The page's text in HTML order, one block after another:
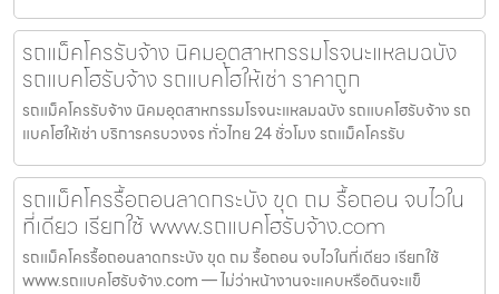
รถแม็คโครรับจ้าง นิคมอุตสาหกรรมโรจนะแหลมฉบัง
รถแบคโฮรับจ้าง รถแบคโฮให้เช่า ราคาถูก
รถแม็คโครรับจ้าง นิคมอุตสาหกรรมโรจนะแหลมฉบัง รถแบคโฮรับจ้าง รถ
แบคโฮให้เช่า บริการครบวงจร ทั่วไทย 24 ชั่วโมง รถแม็คโครรับ
รถแม็คโครรื้อถอนลาดกระบัง ขุด ถม รื้อถอน จบไวใน
ที่เดียว เรียกใช้ www.รถแบคโฮรับจ้าง.com
รถแม็คโครรื้อถอนลาดกระบัง ขุด ถม รื้อถอน จบไวในที่เดียว เรียกใช้
www.รถแบคโฮรับจ้าง.com — ไม่ว่าหน้างานจะแคบหรือดินจะแข็